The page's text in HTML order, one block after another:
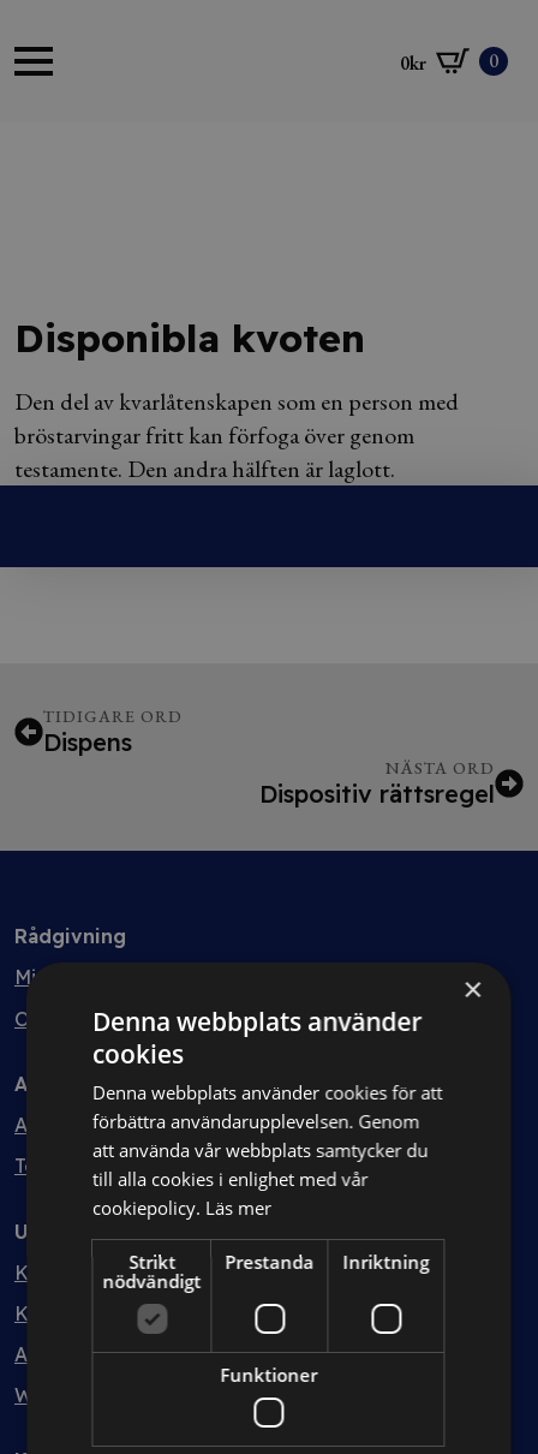
0kr 0
Disponibla kvoten
Den del av kvarlåtenskapen som en person med
bröstarvingar fritt kan förfoga över genom
testamente. Den andra hälften är laglott.
TIDIGARE ORD
Dispens
NÄSTA ORD
Dispositiv rättsregel
Rådgivning
Min bolagsjurist
Ombud
Avtal
Avtalshantering
Testa kostnadsfritt
Utbildning
Kurser
Kurspaket
Abonnemang
Webbinarium
×
Denna webbplats använder
cookies
Denna webbplats använder cookies för att
förbättra användarupplevelsen. Genom
att använda vår webbplats samtycker du
till alla cookies i enlighet med vår
cookiepolicy. Läs mer
Strikt
nödvändigt
Prestanda Inriktning
Funktioner